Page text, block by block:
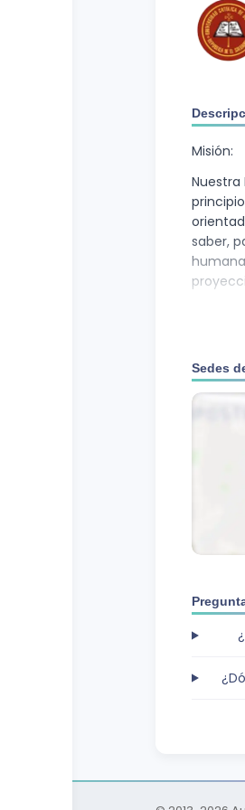
Ingenierías y Arquitectura
Misión:
Nuestra
saber,
de la
común.
Sedes